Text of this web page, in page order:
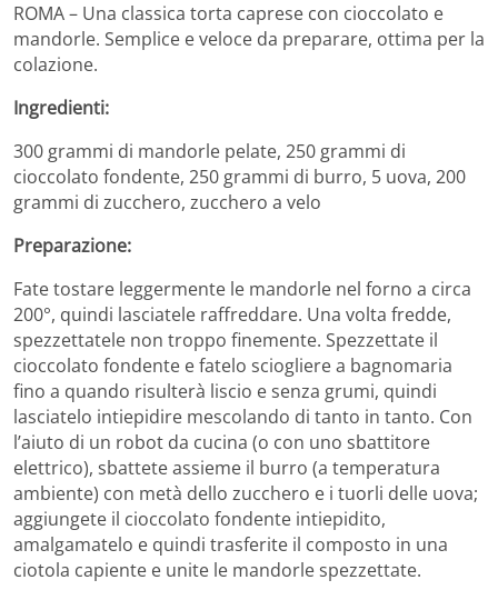
ROMA – Una classica torta caprese con cioccolato e
mandorle. Semplice e veloce da preparare, ottima per la
colazione.
Ingredienti:
300 grammi di mandorle pelate, 250 grammi di
cioccolato fondente, 250 grammi di burro, 5 uova, 200
grammi di zucchero, zucchero a velo
Preparazione:
Fate tostare leggermente le mandorle nel forno a circa
200°, quindi lasciatele raffreddare. Una volta fredde,
spezzettatele non troppo finemente. Spezzettate il
cioccolato fondente e fatelo sciogliere a bagnomaria
fino a quando risulterà liscio e senza grumi, quindi
lasciatelo intiepidire mescolando di tanto in tanto. Con
l’aiuto di un robot da cucina (o con uno sbattitore
elettrico), sbattete assieme il burro (a temperatura
ambiente) con metà dello zucchero e i tuorli delle uova;
aggiungete il cioccolato fondente intiepidito,
amalgamatelo e quindi trasferite il composto in una
ciotola capiente e unite le mandorle spezzettate.